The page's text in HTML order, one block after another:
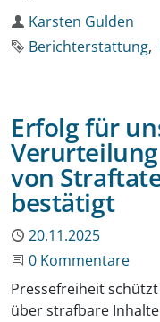
Autor
Karsten Gulden
Schlagworte
Berichterstattung
Erfolg für
von
bestätigt
Publiziert
20.11.2025
Beginne eine
0 Kommentare
Pressefreiheit
über strafbare